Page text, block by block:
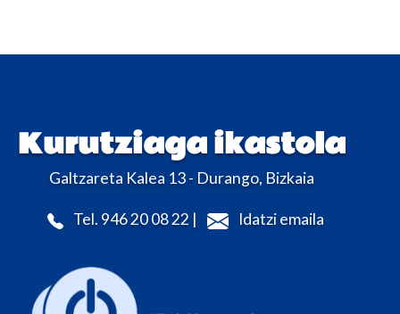
Kurutziaga ikastola
Galtzareta Kalea 13 - Durango, Bizkaia
Tel. 946 20 08 22 | Idatzi emaila